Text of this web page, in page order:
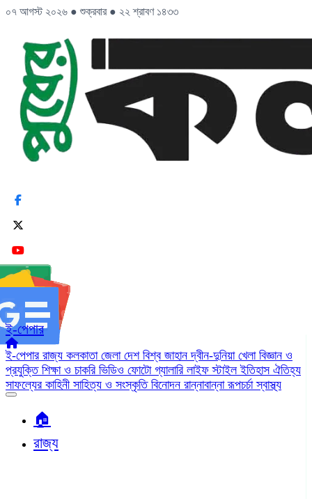
০৭ আগস্ট ২০২৬ ● শুক্রবার ● ২২ শ্রাবণ ১৪৩৩
ই-পেপার
ই-পেপার রাজ্য কলকাতা জেলা দেশ বিশ্ব জাহানদ্বীন-দুনিয়া খেলা বিজ্ঞান ও
প্রযুক্তি শিক্ষা ও চাকরি ভিডিও ফোটো গ্যালারি লাইফ স্টাইলইতিহাস ঐতিহ্য
সাফল্যের কাহিনী সাহিত্য ও সংস্কৃতি বিনোদন রান্নাবান্নারূপচর্চাস্বাস্থ্য
🏠︎
রাজ্য